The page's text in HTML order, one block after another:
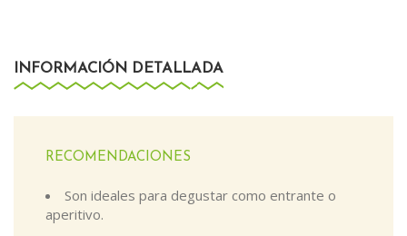
INFORMACIÓN DETALLADA
RECOMENDACIONES
Son ideales para degustar como entrante o
aperitivo.